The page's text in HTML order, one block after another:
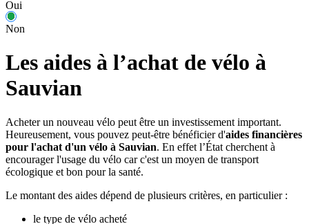
Oui
Non
Les aides à l’achat de vélo à
Sauvian
Acheter un nouveau vélo peut être un investissement important.
Heureusement, vous pouvez peut-être bénéficier d'aides financières
pour l'achat d'un vélo à Sauvian. En effet l’État cherchent à
encourager l'usage du vélo car c'est un moyen de transport
écologique et bon pour la santé.
Le montant des aides dépend de plusieurs critères, en particulier :
le type de vélo acheté